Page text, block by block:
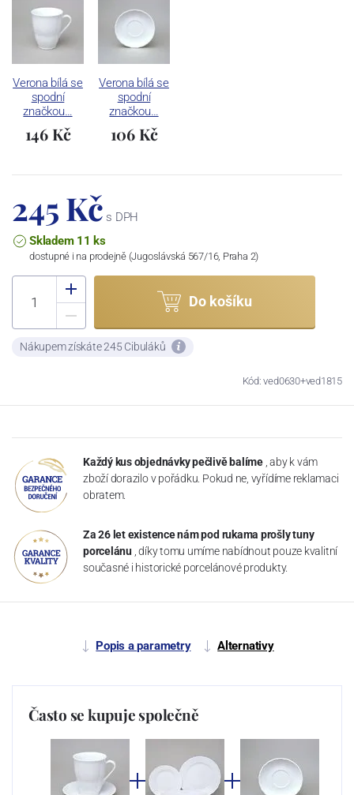
Verona bílá se
spodní
značkou…
146 Kč
Verona bílá se
spodní
značkou…
106 Kč
245 Kč s DPH
Skladem 11 ks
dostupné i na prodejně (Jugoslávská 567/16, Praha 2)
Do košíku
Nákupem získáte 245 Cibuláků
Kód: ved0630+ved1815
Každý kus objednávky pečlivě balíme , aby k vám
zboží dorazilo v pořádku. Pokud ne, vyřídíme reklamaci
obratem.
Za 26 let existence nám pod rukama prošly tuny
porcelánu , díky tomu umíme nabídnout pouze kvalitní
současné i historické porcelánové produkty.
Popis a parametry Alternativy
Často se kupuje společně